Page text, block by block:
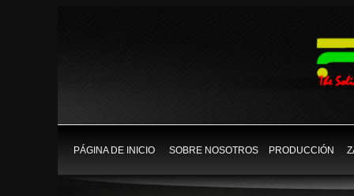
PÁGINA DE INICIO SOBRE NOSOTROS PRODUCCIÓN